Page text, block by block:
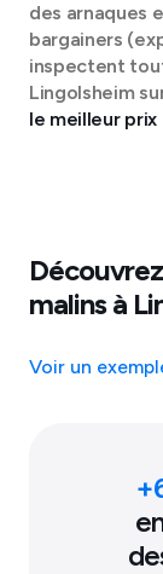
des arnaques
bargainers
inspectent
Lingolsheim
le meilleur prix
malins à
Voir un
+